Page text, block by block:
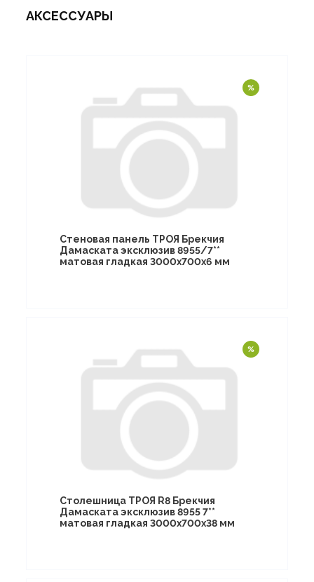
АКСЕССУАРЫ
Стеновая панель ТРОЯ Брекчия
Дамаската эксклюзив 8955/7**
матовая гладкая 3000х700х6 мм
Столешница ТРОЯ R8 Брекчия
Дамаската эксклюзив 8955 7**
матовая гладкая 3000х700х38 мм